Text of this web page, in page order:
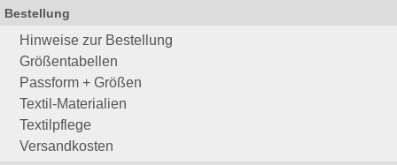
Bestellung
Hinweise zur Bestellung
Größentabellen
Passform + Größen
Textil-Materialien
Textilpflege
Versandkosten